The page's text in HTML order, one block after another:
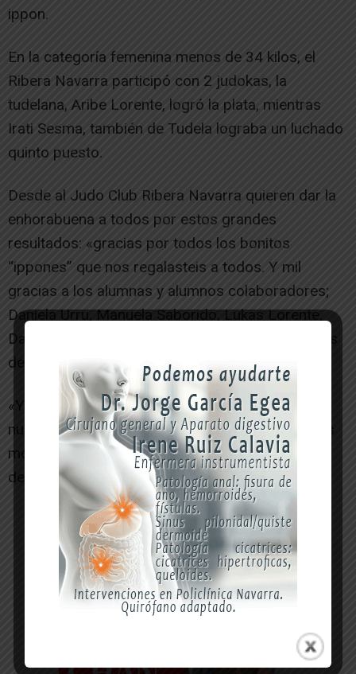
ippon.
En la categoría femenina menos de 34 kilos, el
Ribera Navarra participó con 2 judokas, la
tudelana, Aribe Lorente, logró la plata, mientras
Irati Sesma, también de Tudela lograba un luchado
quinto puesto.
Desde al Judo Club Ribera Navarra quieren dar la
enhorabuena a todos por estos grandes
resultados: «gracias por todos los bonitos
“ippones” que nos regalasteis a todos. Y mil
gracias a los alumnas y alumnos colaboradores;
Daniela Urru, Manuela Saborido, Lukas Lorente,
Dasha Mulyk y Adriana Viela, y a los entrenadores
del Club; Alfredo Viela y Maika Burgaleta».
«Y por supuesto, agradecer también la labor de
nuestra fotógrafa, Ceci Vico, por captar nuestros
mejores técnicas y nuestros mejores momentos
del campeonato», finalizan.
-- Publicidad --